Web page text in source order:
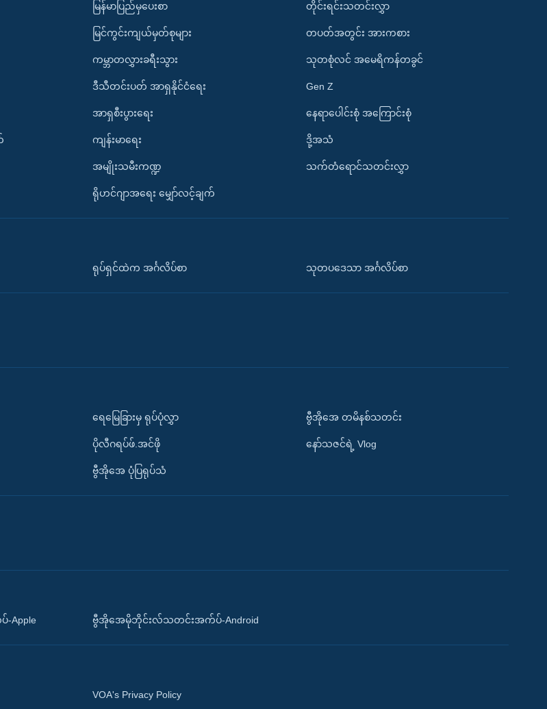
မြန်မာပြည်မှပေးစာ
မြင်ကွင်းကျယ်မှတ်စုများ
ကမ္ဘာတလွှားခရီးသွား
ဒီသီတင်းပတ် အာရှနိုင်ငံရေး
အာရှစီးပွားရေး
ကျန်းမာရေး
အမျိုးသမီးကဏ္ဍ
ရိုဟင်ဂျာအရေး မျှော်လင့်ချက်
တိုင်းရင်းသတင်းလွှာ
တပတ်အတွင်း အားကစား
သုတစုံလင် အမေရိကန်တခွင်
Gen Z
နေရာပေါင်းစုံ အကြောင်းစုံ
ဒို့အသံ
သက်တံရောင်သတင်းလွှာ
ရုပ်ရှင်ထဲက အင်္ဂလိပ်စာ သုတပဒေသာ အင်္ဂလိပ်စာ
ရေမြေခြားမှ ရုပ်ပုံလွှာ
ပိုလီဂရပ်ဖ်.အင်ဖို
ဗွီအိုအေ ပုံပြရုပ်သံ
ဗွီအိုအေ တမိနစ်သတင်း
နော်သဇင်ရဲ့ Vlog
ဗွီအိုအေမိုဘိုင်းလ်သတင်းအက်ပ်-Android
VOA's Privacy Policy